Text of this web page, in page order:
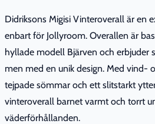
Didriksons Migisi Vinteroverall är en
enbart för Jollyroom. Overallen är
hyllade modell Bjärven och erbjuder
men med en unik design. Med vind-
tejpade sömmar och ett slitstarkt
vinteroverall barnet varmt och torrt
väderförhållanden.